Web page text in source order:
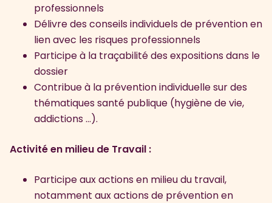
professionnels
Délivre des conseils individuels de prévention en
lien avec les risques professionnels
Participe à la traçabilité des expositions dans le
dossier
Contribue à la prévention individuelle sur des
thématiques santé publique (hygiène de vie,
addictions …).
Activité en milieu de Travail :
Participe aux actions en milieu du travail,
notamment aux actions de prévention en